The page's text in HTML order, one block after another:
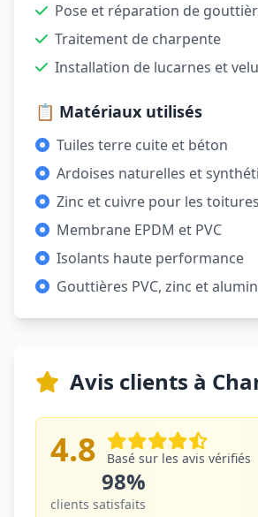
Pose et réparation de
Traitement de charpente
Installation de lucarnes et
📋 Matériaux utilisés
Tuiles terre cuite et béton
Ardoises naturelles et
Zinc et cuivre pour les
Membrane EPDM et PVC
Isolants haute performance
Gouttières PVC, zinc et
Avis clients à
4.8 Basé sur les avis vérifiés
98%
clients satisfaits